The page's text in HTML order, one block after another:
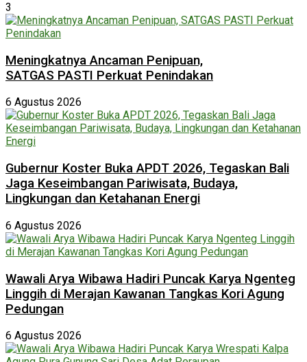
3
Meningkatnya Ancaman Penipuan,
SATGAS PASTI Perkuat Penindakan
6 Agustus 2026
Gubernur Koster Buka APDT 2026, Tegaskan Bali
Jaga Keseimbangan Pariwisata, Budaya,
Lingkungan dan Ketahanan Energi
6 Agustus 2026
Wawali Arya Wibawa Hadiri Puncak Karya Ngenteg
Linggih di Merajan Kawanan Tangkas Kori Agung
Pedungan
6 Agustus 2026